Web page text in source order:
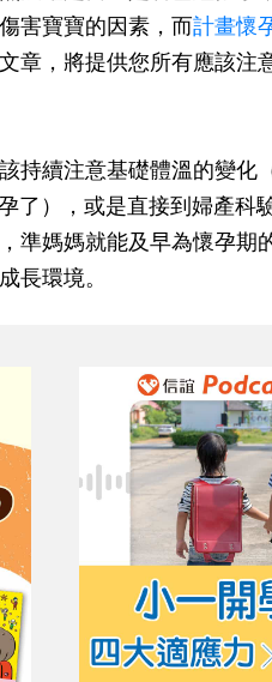
害寶寶的因素，而計畫懷
章，將提供您所有應該注
續注意基礎體溫的變化
了），或是直接到婦產科
準媽媽就能及早為懷孕期
長環境。